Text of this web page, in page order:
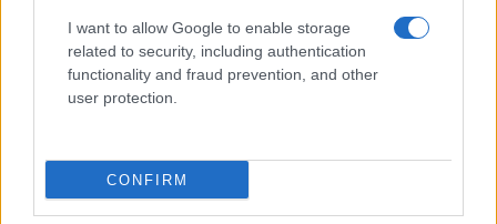
I want to allow Google to enable storage
related to security, including authentication
functionality and fraud prevention, and other
user protection.
CONFIRM
Teliholdas Éjszakai Erdőfürdő
A teliholdas erdőfürdő különleges lehetőség arra, hogy
éberebbé válik. Felerősödnek a hangok, az illatok, a tapintás
élménye.